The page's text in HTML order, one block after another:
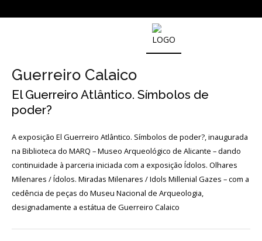
Outras
Notícias
AGENDA
Actividades
Guerreiro Calaico
El Guerreiro Atlântico. Símbolos de
poder?
A exposição El Guerreiro Atlântico. Símbolos de poder?, inaugurada
na Biblioteca do MARQ – Museo Arqueológico de Alicante – dando
continuidade à parceria iniciada com a exposição Ídolos. Olhares
Milenares / Ídolos. Miradas Milenares / Idols Millenial Gazes – com a
cedência de peças do Museu Nacional de Arqueologia,
designadamente a estátua de Guerreiro Calaico